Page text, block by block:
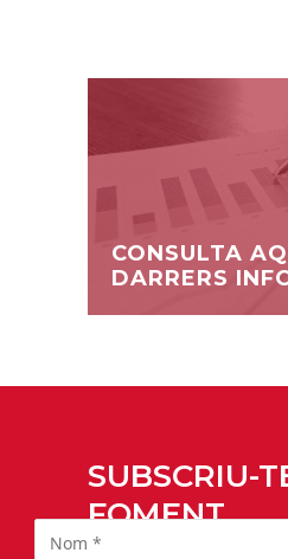
CONSULTA
DARRERS
SUBSCRIU-
FOMENT